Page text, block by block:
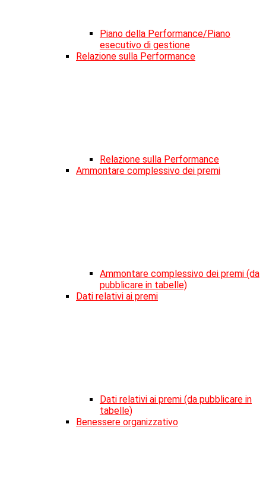
Piano della Performance/Piano
esecutivo di gestione
Relazione sulla Performance
Relazione sulla Performance
Ammontare complessivo dei premi
Ammontare complessivo dei premi (da
pubblicare in tabelle)
Dati relativi ai premi
Dati relativi ai premi (da pubblicare in
tabelle)
Benessere organizzativo